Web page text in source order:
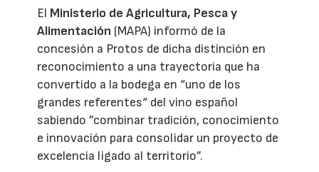
El Ministerio de Agricultura, Pesca y
Alimentación (MAPA) informó de la
concesión a Protos de dicha distinción en
reconocimiento a una trayectoria que ha
convertido a la bodega en “uno de los
grandes referentes“ del vino español
sabiendo ”combinar tradición, conocimiento
e innovación para consolidar un proyecto de
excelencia ligado al territorio”.